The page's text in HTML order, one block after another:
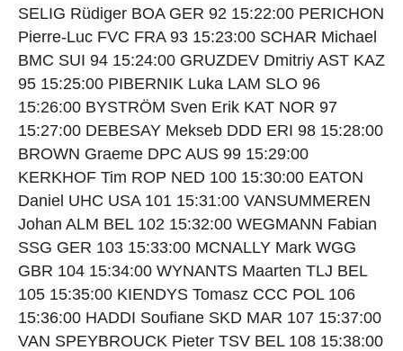
SELIG Rüdiger BOA GER 92 15:22:00 PERICHON
Pierre-Luc FVC FRA 93 15:23:00 SCHAR Michael
BMC SUI 94 15:24:00 GRUZDEV Dmitriy AST KAZ
95 15:25:00 PIBERNIK Luka LAM SLO 96
15:26:00 BYSTRÖM Sven Erik KAT NOR 97
15:27:00 DEBESAY Mekseb DDD ERI 98 15:28:00
BROWN Graeme DPC AUS 99 15:29:00
KERKHOF Tim ROP NED 100 15:30:00 EATON
Daniel UHC USA 101 15:31:00 VANSUMMEREN
Johan ALM BEL 102 15:32:00 WEGMANN Fabian
SSG GER 103 15:33:00 MCNALLY Mark WGG
GBR 104 15:34:00 WYNANTS Maarten TLJ BEL
105 15:35:00 KIENDYS Tomasz CCC POL 106
15:36:00 HADDI Soufiane SKD MAR 107 15:37:00
VAN SPEYBROUCK Pieter TSV BEL 108 15:38:00